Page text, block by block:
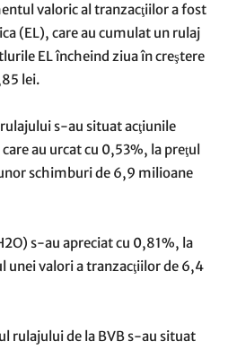
valoric al tranzacţiilor a fost
(EL), care au cumulat un rulaj
EL încheind ziua în creştere
lei.
s-au situat acţiunile
au urcat cu 0,53%, la preţul
schimburi de 6,9 milioane
s-au apreciat cu 0,81%, la
unei valori a tranzacţiilor de 6,4
rulajului de la BVB s-au situat